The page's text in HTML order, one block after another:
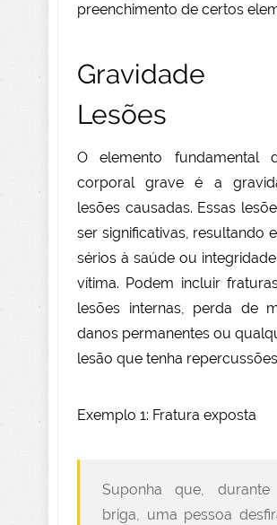
preenchimento de certos
Gravidade
Lesões
O elemento fundamental
corporal grave é a
lesões causadas. Essas
ser significativas, resultando
sérios à saúde ou
vítima. Podem incluir
lesões internas, perda de
danos permanentes ou
lesão que tenha
Exemplo 1: Fratura exposta
Suponha que, durante
briga, uma pessoa